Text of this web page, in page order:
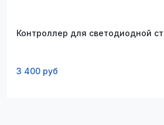
Контроллер для светодиодной
3 400 руб